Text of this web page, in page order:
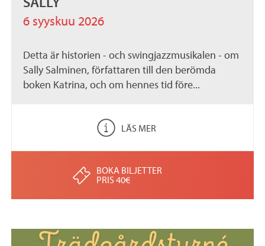
6 syyskuu 2026
Detta är historien - och swingjazzmusikalen - om
Sally Salminen, författaren till den berömda
boken Katrina, och om hennes tid före...
LÄS MER
BOKA BILJETTER
PRIS 40€